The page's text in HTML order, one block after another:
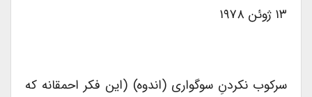
۱۳ ژوئن ۱۹۷۸
سرکوب نکردنِ سوگواری (اندوه) (این فکر احمقانه که